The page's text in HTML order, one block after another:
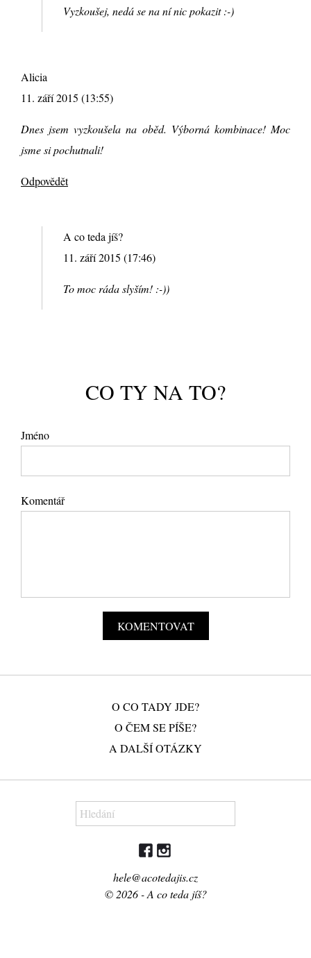
Vyzkoušej, nedá se na ní nic pokazit :-)
Alicia
11. září 2015 (13:55)
Dnes jsem vyzkoušela na oběd. Výborná kombinace! Moc
jsme si pochutnali!
Odpovědět
A co teda jíš?
11. září 2015 (17:46)
To moc ráda slyším! :-))
CO TY NA TO?
Jméno
Komentář
O CO TADY JDE?
O ČEM SE PÍŠE?
A DALŠÍ OTÁZKY
hele@acotedajis.cz
© 2026 - A co teda jíš?